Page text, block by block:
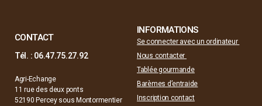
CONTACT
Tél. : 06.47.75.27.92
Agri-Echange
11 rue des deux ponts
52190 Percey sous Montormentier
INFORMATIONS
Se connecter avec un ordinateur
Nous contacter
Tablée gourmande
Barèmes d’entraide
Inscription contact